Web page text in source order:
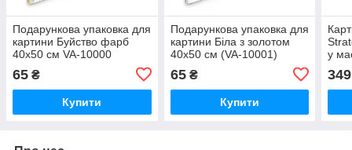
Подарункова упаковка для
картини Буйство фарб
40х50 см VA-10000
65 ₴
Купити
Подарункова упаковка для
картини Біла з золотом
40х50 см (VA-10001)
65₴
Купити
у
349